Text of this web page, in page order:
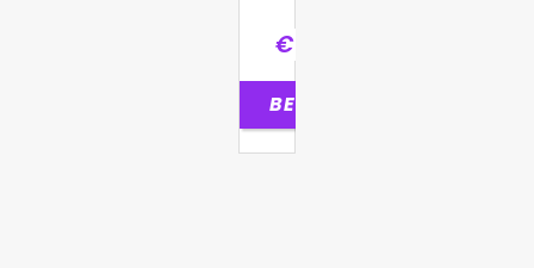
€
BESTELLEN